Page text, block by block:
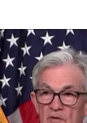
Van
Yozgat
Zonguldak